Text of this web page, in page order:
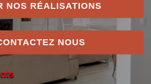
NOS RÉALISATIONS
NOUS